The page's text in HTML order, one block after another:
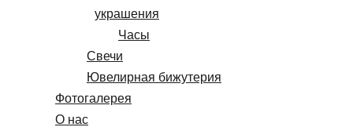
украшения
Часы
Свечи
Ювелирная бижутерия
Фотогалерея
О нас